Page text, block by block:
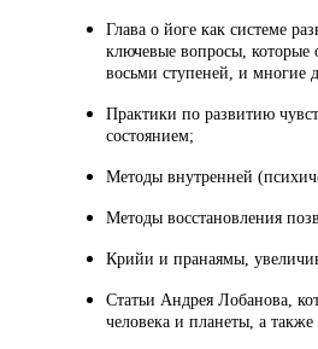
Глава о йоге как системе
ключевые вопросы, которые
восьми ступеней, и многие
Практики по развитию
состоянием;
Методы внутренней
Методы восстановления
Крийи и пранаямы,
Статьи Андрея Лобанова,
человека и планеты, а